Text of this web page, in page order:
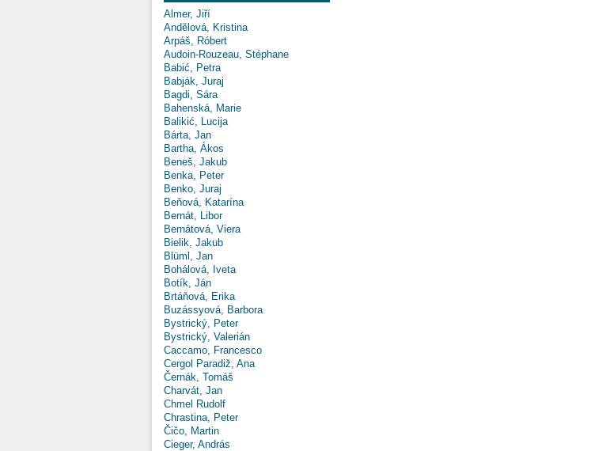
Almer, Jiří
Andělová, Kristina
Arpáš, Róbert
Audoin-Rouzeau, Stéphane
Babić, Petra
Babják, Juraj
Bagdi, Sára
Bahenská, Marie
Balikić, Lucija
Bárta, Jan
Bartha, Ákos
Beneš, Jakub
Benka, Peter
Benko, Juraj
Beňová, Katarína
Bernát, Libor
Bernátová, Viera
Bielik, Jakub
Blüml, Jan
Bohálová, Iveta
Botík, Ján
Brtáňová, Erika
Buzássyová, Barbora
Bystrický, Peter
Bystrický, Valerián
Caccamo, Francesco
Cergol Paradiž, Ana
Černák, Tomáš
Charvát, Jan
Chmel Rudolf
Chrastina, Peter
Čičo, Martin
Cieger, András